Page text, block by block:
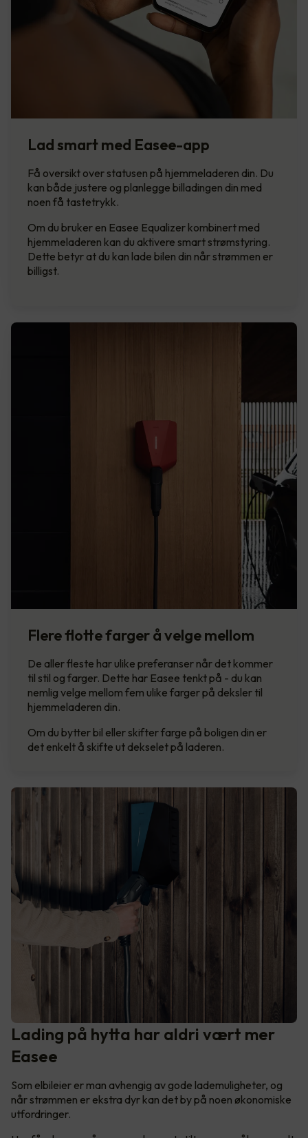
Lad smart med Easee-app
Få oversikt over statusen på hjemmeladeren din. Du
kan både justere og planlegge billadingen din med
noen få tastetrykk.
Om du bruker en Easee Equalizer kombinert med
hjemmeladeren kan du aktivere smart strømstyring.
Dette betyr at du kan lade bilen din når strømmen er
billigst.
Flere flotte farger å velge mellom
De aller fleste har ulike preferanser når det kommer
til stil og farger. Dette har Easee tenkt på - du kan
nemlig velge mellom fem ulike farger på deksler til
hjemmeladeren din.
Om du bytter bil eller skifter farge på boligen din er
det enkelt å skifte ut dekselet på laderen.
Lading på hytta har aldri vært mer
Easee
Som elbileier er man avhengig av gode lademuligheter, og
når strømmen er ekstra dyr kan det by på noen økonomiske
utfordringer.